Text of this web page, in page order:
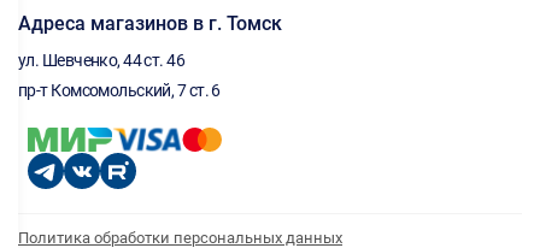
Адреса магазинов в г. Томск
ул. Шевченко, 44 ст. 46
пр-т Комсомольский, 7 ст. 6
Политика обработки персональных данных